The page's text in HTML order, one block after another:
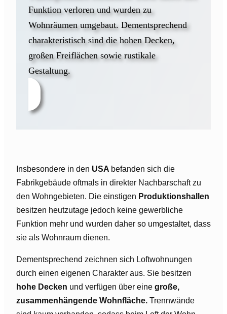
Funktion verloren und wurden zu
Wohnräumen umgebaut. Dementsprechend
charakteristisch sind die hohen Decken,
großen Freiflächen sowie rustikale
Gestaltung.
Insbesondere in den USA befanden sich die
Fabrikgebäude oftmals in direkter Nachbarschaft zu
den Wohngebieten. Die einstigen Produktionshallen
besitzen heutzutage jedoch keine gewerbliche
Funktion mehr und wurden daher so umgestaltet, dass
sie als Wohnraum dienen.
Dementsprechend zeichnen sich Loftwohnungen
durch einen eigenen Charakter aus. Sie besitzen
hohe Decken und verfügen über eine große,
zusammenhängende Wohnfläche. Trennwände